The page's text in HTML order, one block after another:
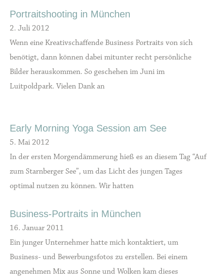
Portraitshooting in München
2. Juli 2012
Wenn eine Kreativschaffende Business Portraits von sich
benötigt, dann können dabei mitunter recht persönliche
Bilder herauskommen. So geschehen im Juni im
Luitpoldpark. Vielen Dank an
Early Morning Yoga Session am See
5. Mai 2012
In der ersten Morgendämmerung hieß es an diesem Tag “Auf
zum Starnberger See”, um das Licht des jungen Tages
optimal nutzen zu können. Wir hatten
Business-Portraits in München
16. Januar 2011
Ein junger Unternehmer hatte mich kontaktiert, um
Business- und Bewerbungsfotos zu erstellen. Bei einem
angenehmen Mix aus Sonne und Wolken kam dieses